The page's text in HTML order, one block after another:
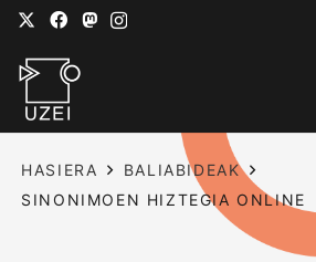
HASIERA
BALIABIDEAK
SINONIMOEN HIZTEGIA ONLINE